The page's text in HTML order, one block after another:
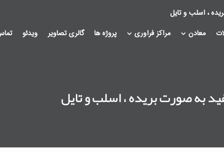
معادن مراکز فراوری پروژه ها گالری تصاویر ویدئو
به صورت بریده ، اسلب و تایل